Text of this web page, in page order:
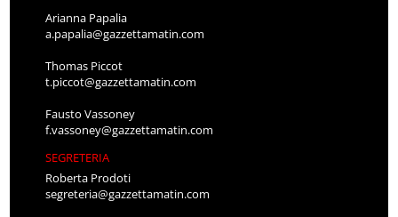
Arianna Papalia
a.papalia@gazzettamatin.com
Thomas Piccot
t.piccot@gazzettamatin.com
Fausto Vassoney
f.vassoney@gazzettamatin.com
SEGRETERIA
Roberta Prodoti
segreteria@gazzettamatin.com